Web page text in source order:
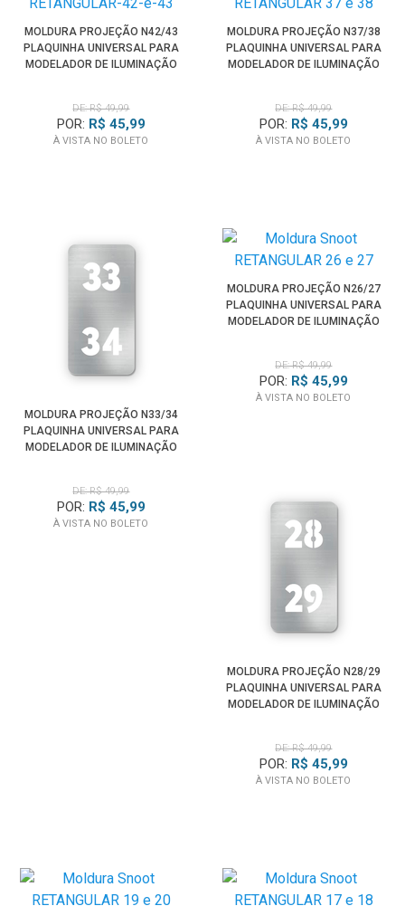
MOLDURA PROJEÇÃO N42/43
PLAQUINHA UNIVERSAL PARA
MODELADOR DE ILUMINAÇÃO
DE: R$ 49,99
POR: R$ 45,99
À VISTA NO BOLETO
MOLDURA PROJEÇÃO N37/38
PLAQUINHA UNIVERSAL PARA
MODELADOR DE ILUMINAÇÃO
DE: R$ 49,99
POR: R$ 45,99
À VISTA NO BOLETO
MOLDURA PROJEÇÃO N33/34
PLAQUINHA UNIVERSAL PARA
MODELADOR DE ILUMINAÇÃO
DE: R$ 49,99
POR: R$ 45,99
À VISTA NO BOLETO
MOLDURA PROJEÇÃO N26/27
PLAQUINHA UNIVERSAL PARA
MODELADOR DE ILUMINAÇÃO
DE: R$ 49,99
POR: R$ 45,99
À VISTA NO BOLETO
MOLDURA PROJEÇÃO N28/29
PLAQUINHA UNIVERSAL PARA
MODELADOR DE ILUMINAÇÃO
DE: R$ 49,99
POR: R$ 45,99
À VISTA NO BOLETO